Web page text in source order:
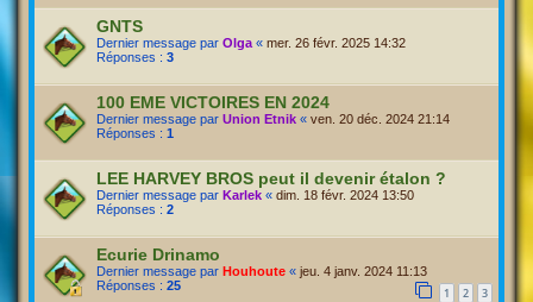
GNTS
Dernier message par Olga « mer. 26 févr. 2025 14:32
Réponses : 3
100 EME VICTOIRES EN 2024
Dernier message par Union Etnik « ven. 20 déc. 2024 21:14
Réponses : 1
LEE HARVEY BROS peut il devenir étalon ?
Dernier message par Karlek « dim. 18 févr. 2024 13:50
Réponses : 2
Ecurie Drinamo
Dernier message par Houhoute « jeu. 4 janv. 2024 11:13
Réponses : 25 1 2 3